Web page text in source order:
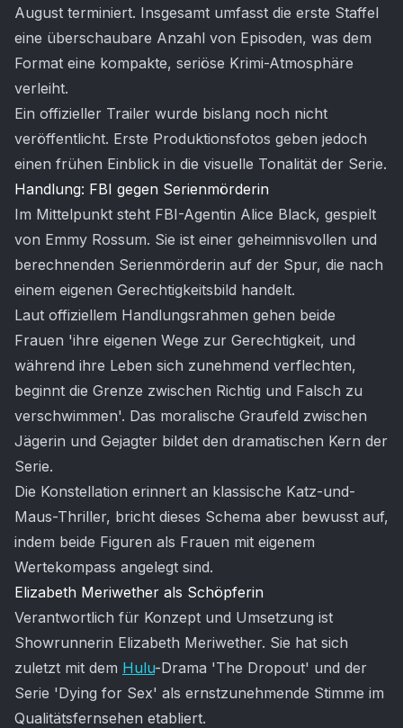
August terminiert. Insgesamt umfasst die erste Staffel
eine überschaubare Anzahl von Episoden, was dem
Format eine kompakte, seriöse Krimi-Atmosphäre
verleiht.
Ein offizieller Trailer wurde bislang noch nicht
veröffentlicht. Erste Produktionsfotos geben jedoch
einen frühen Einblick in die visuelle Tonalität der Serie.
Handlung: FBI gegen Serienmörderin
Im Mittelpunkt steht FBI-Agentin Alice Black, gespielt
von Emmy Rossum. Sie ist einer geheimnisvollen und
berechnenden Serienmörderin auf der Spur, die nach
einem eigenen Gerechtigkeitsbild handelt.
Laut offiziellem Handlungsrahmen gehen beide
Frauen 'ihre eigenen Wege zur Gerechtigkeit, und
während ihre Leben sich zunehmend verflechten,
beginnt die Grenze zwischen Richtig und Falsch zu
verschwimmen'. Das moralische Graufeld zwischen
Jägerin und Gejagter bildet den dramatischen Kern der
Serie.
Die Konstellation erinnert an klassische Katz-und-
Maus-Thriller, bricht dieses Schema aber bewusst auf,
indem beide Figuren als Frauen mit eigenem
Wertekompass angelegt sind.
Elizabeth Meriwether als Schöpferin
Verantwortlich für Konzept und Umsetzung ist
Showrunnerin Elizabeth Meriwether. Sie hat sich
zuletzt mit dem Hulu-Drama 'The Dropout' und der
Serie 'Dying for Sex' als ernstzunehmende Stimme im
Qualitätsfernsehen etabliert.